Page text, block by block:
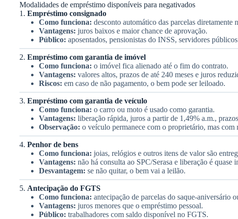
Modalidades de empréstimo disponíveis para negativados
1. Empréstimo consignado
Como funciona: desconto automático das parcelas diretamente
Vantagens: juros baixos e maior chance de aprovação.
Público: aposentados, pensionistas do INSS, servidores
2. Empréstimo com garantia de imóvel
Como funciona: o imóvel fica alienado até o fim do contrato.
Vantagens: valores altos, prazos de até 240 meses e juros
Riscos: em caso de não pagamento, o bem pode ser leiloado.
3. Empréstimo com garantia de veículo
Como funciona: o carro ou moto é usado como garantia.
Vantagens: liberação rápida, juros a partir de 1,49% a.m.,
Observação: o veículo permanece com o proprietário, mas com
4. Penhor de bens
Como funciona: joias, relógios e outros itens de valor são
Vantagens: não há consulta ao SPC/Serasa e liberação é quase
Desvantagem: se não quitar, o bem vai a leilão.
5. Antecipação do FGTS
Como funciona: antecipação de parcelas do saque-aniversário
Vantagens: juros menores que o empréstimo pessoal.
Público: trabalhadores com saldo disponível no FGTS.